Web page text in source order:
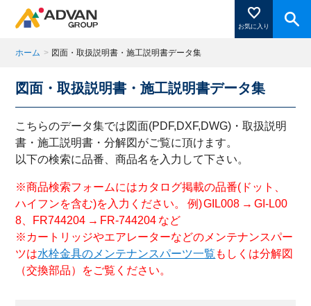
お気に入り
商品ページにある「お気に入り登録」を押すと登録した
商品がここに表示されます。
ホーム > 図面・取扱説明書・施工説明書データ集
図面・取扱説明書・施工説明書データ集
こちらのデータ集では図面(PDF,DXF,DWG)・取扱説明
書・施工説明書・分解図がご覧に頂けます。
以下の検索に品番、商品名を入力して下さい。
※商品検索フォームにはカタログ掲載の品番(ドット、
ハイフンを含む)を入力ください。 例) GIL008 → GI-L00
8、FR744204 → FR-744204 など
※カートリッジやエアレーターなどのメンテナンスパー
ツは水栓金具のメンテナンスパーツ一覧 もしくは分解図
（交換部品）をご覧ください。